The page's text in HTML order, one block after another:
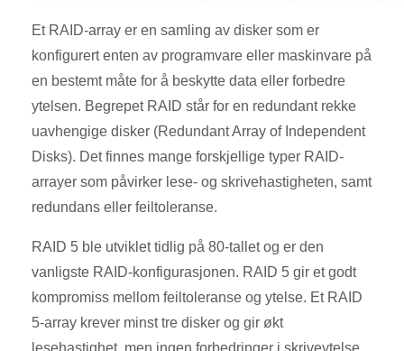
Et RAID-array er en samling av disker som er
konfigurert enten av programvare eller maskinvare på
en bestemt måte for å beskytte data eller forbedre
ytelsen. Begrepet RAID står for en redundant rekke
uavhengige disker (Redundant Array of Independent
Disks). Det finnes mange forskjellige typer RAID-
arrayer som påvirker lese- og skrivehastigheten, samt
redundans eller feiltoleranse.
RAID 5 ble utviklet tidlig på 80-tallet og er den
vanligste RAID-konfigurasjonen. RAID 5 gir et godt
kompromiss mellom feiltoleranse og ytelse. Et RAID
5-array krever minst tre disker og gir økt
lesehastighet, men ingen forbedringer i skriveytelse.